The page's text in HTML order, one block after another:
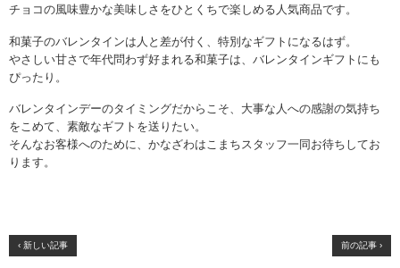
チョコの風味豊かな美味しさをひとくちで楽しめる人気商品です。
和菓子のバレンタインは人と差が付く、特別なギフトになるはず。
やさしい甘さで年代問わず好まれる和菓子は、バレンタインギフトにも
ぴったり。
バレンタインデーのタイミングだからこそ、大事な人への感謝の気持ち
をこめて、素敵なギフトを送りたい。
そんなお客様へのために、かなざわはこまちスタッフ一同お待ちしてお
ります。
‹ 新しい記事 前の記事 ›